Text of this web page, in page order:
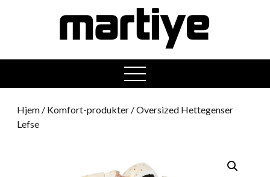
open
menu
Hjem / Komfort-produkter / Oversized Hettegenser
Lefse